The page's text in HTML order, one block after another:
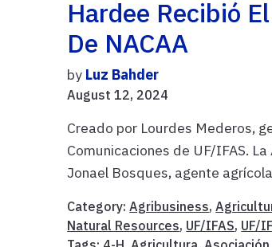
Hardee Recibió
De NACAA
by Luz Bahder
August 12, 2024
Creado por Lourdes Mederos,
Comunicaciones de UF/IFAS.
Jonael Bosques, agente
Category:Agribusiness,
Natural Resources, UF/IFAS, UF/